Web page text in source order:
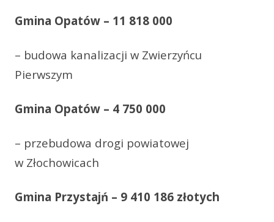
Gmina Opatów – 11 818 000
– budowa kanalizacji w Zwierzyńcu
Pierwszym
Gmina Opatów – 4 750 000
– przebudowa drogi powiatowej
w Złochowicach
Gmina Przystajń – 9 410 186 złotych